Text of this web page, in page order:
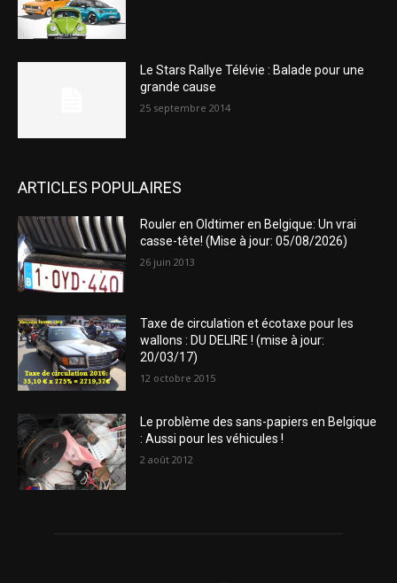
Le Stars Rallye Télévie : Balade pour une
grande cause
25 septembre 2014
ARTICLES POPULAIRES
Rouler en Oldtimer en Belgique: Un vrai
casse-tête! (Mise à jour: 05/08/2026)
26 juin 2013
Taxe de circulation et écotaxe pour les
wallons : DU DELIRE ! (mise à jour:
20/03/17)
12 octobre 2015
Le problème des sans-papiers en Belgique
: Aussi pour les véhicules !
2 août 2012